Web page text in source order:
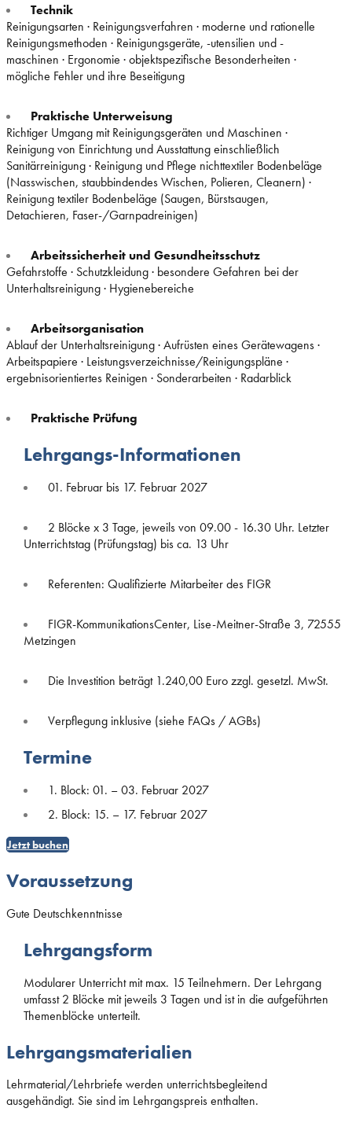
Technik
Reinigungsarten · Reinigungsverfahren · moderne und rationelle
Reinigungsmethoden · Reinigungsgeräte, -utensilien und -
maschinen · Ergonomie · objektspezifische Besonderheiten ·
mögliche Fehler und ihre Beseitigung
Praktische Unterweisung
Richtiger Umgang mit Reinigungsgeräten und Maschinen ·
Reinigung von Einrichtung und Ausstattung einschließlich
Sanitärreinigung · Reinigung und Pflege nichttextiler Bodenbeläge
(Nasswischen, staubbindendes Wischen, Polieren, Cleanern) ·
Reinigung textiler Bodenbeläge (Saugen, Bürstsaugen,
Detachieren, Faser-/Garnpadreinigen)
Arbeitssicherheit und Gesundheitsschutz
Gefahrstoffe · Schutzkleidung · besondere Gefahren bei der
Unterhaltsreinigung · Hygienebereiche
Arbeitsorganisation
Ablauf der Unterhaltsreinigung · Aufrüsten eines Gerätewagens ·
Arbeitspapiere · Leistungsverzeichnisse/Reinigungspläne ·
ergebnisorientiertes Reinigen · Sonderarbeiten · Radarblick
Praktische Prüfung
Lehrgangs-Informationen
01. Februar bis 17. Februar 2027
2 Blöcke x 3 Tage, jeweils von 09.00 - 16.30 Uhr. Letzter
Unterrichtstag (Prüfungstag) bis ca. 13 Uhr
Referenten: Qualifizierte Mitarbeiter des FIGR
FIGR-KommunikationsCenter, Lise-Meitner-Straße 3, 72555
Metzingen
Die Investition beträgt 1.240,00 Euro zzgl. gesetzl. MwSt.
Verpflegung inklusive (siehe FAQs / AGBs)
Termine
1. Block: 01. – 03. Februar 2027
2. Block: 15. – 17. Februar 2027
Jetzt buchen
Voraussetzung
Gute Deutschkenntnisse
Lehrgangsform
Modularer Unterricht mit max. 15 Teilnehmern. Der Lehrgang
umfasst 2 Blöcke mit jeweils 3 Tagen und ist in die aufgeführten
Themenblöcke unterteilt.
Lehrgangsmaterialien
Lehrmaterial/Lehrbriefe werden unterrichtsbegleitend
ausgehändigt. Sie sind im Lehrgangspreis enthalten.